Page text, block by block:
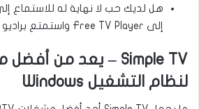
هل لديك حب لا نهاية له للاستماع
إلى Free TV Player واستمتع براديو الإنترنت ببضع نقرات!
لنظام التشغيل Windows